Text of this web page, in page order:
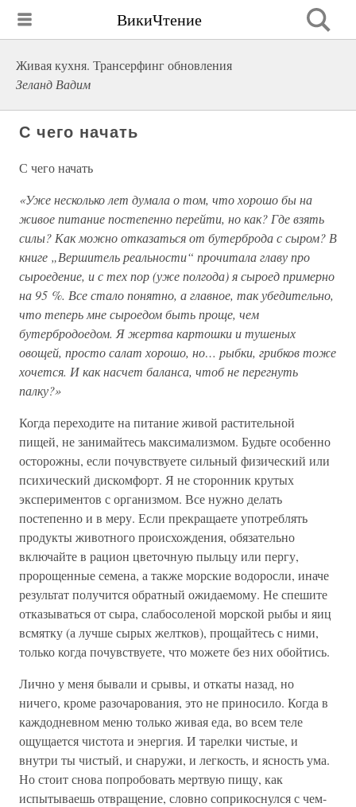
ВикиЧтение
Живая кухня. Трансерфинг обновления
Зеланд Вадим
С чего начать
С чего начать
«Уже несколько лет думала о том, что хорошо бы на
живое питание постепенно перейти, но как? Где взять
силы? Как можно отказаться от бутерброда с сыром? В
книге „Вершитель реальности“ прочитала главу про
сыроедение, и с тех пор (уже полгода) я сыроед примерно
на 95 %. Все стало понятно, а главное, так убедительно,
что теперь мне сыроедом быть проще, чем
бутербродоедом. Я жертва картошки и тушеных
овощей, просто салат хорошо, но… рыбки, грибков тоже
хочется. И как насчет баланса, чтоб не перегнуть
палку?»
Когда переходите на питание живой растительной
пищей, не занимайтесь максимализмом. Будьте особенно
осторожны, если почувствуете сильный физический или
психический дискомфорт. Я не сторонник крутых
экспериментов с организмом. Все нужно делать
постепенно и в меру. Если прекращаете употреблять
продукты животного происхождения, обязательно
включайте в рацион цветочную пыльцу или пергу,
пророщенные семена, а также морские водоросли, иначе
результат получится обратный ожидаемому. Не спешите
отказываться от сыра, слабосоленой морской рыбы и яиц
всмятку (а лучше сырых желтков), прощайтесь с ними,
только когда почувствуете, что можете без них обойтись.
Лично у меня бывали и срывы, и откаты назад, но
ничего, кроме разочарования, это не приносило. Когда в
каждодневном меню только живая еда, во всем теле
ощущается чистота и энергия. И тарелки чистые, и
внутри ты чистый, и снаружи, и легкость, и ясность ума.
Но стоит снова попробовать мертвую пищу, как
испытываешь отвращение, словно соприкоснулся с чем-